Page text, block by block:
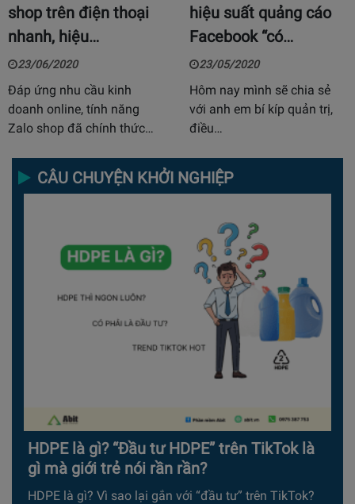
shop trên điện thoại
nhanh, hiệu…
23/06/2020
Đáp ứng nhu cầu kinh
doanh online, tính năng
Zalo shop đã chính thức…
hiệu suất quảng cáo
Facebook “có…
23/05/2020
Hôm nay mình sẽ chia sẻ
với anh em bí kíp quản trị,
điều…
CÂU CHUYỆN KHỞI NGHIỆP
HDPE là gì? “Đầu tư HDPE” trên TikTok là
gì mà giới trẻ nói rần rần?
HDPE là gì? Vì sao lại gắn với “đầu tư” trên TikTok?